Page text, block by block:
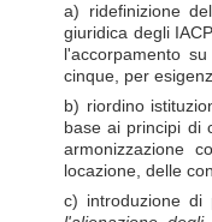
a) ridefinizione
giuridica degli
l'accorpamento
cinque, per
b) riordino
base ai principi di
armonizzazione
locazione, delle
c) introduzione di